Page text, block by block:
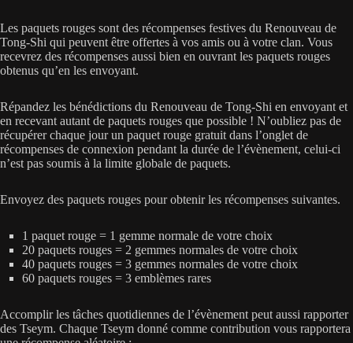
Les paquets rouges sont des récompenses festives du Renouveau de
Tong-Shi qui peuvent être offertes à vos amis ou à votre clan. Vous
recevrez des récompenses aussi bien en ouvrant les paquets rouges
obtenus qu’en les envoyant.
Répandez les bénédictions du Renouveau de Tong-Shi en envoyant et
en recevant autant de paquets rouges que possible ! N’oubliez pas de
récupérer chaque jour un paquet rouge gratuit dans l’onglet de
récompenses de connexion pendant la durée de l’évènement, celui-ci
n’est pas soumis à la limite globale de paquets.
Envoyez des paquets rouges pour obtenir les récompenses suivantes.
1 paquet rouge = 1 gemme normale de votre choix
20 paquets rouges = 2 gemmes normales de votre choix
40 paquets rouges = 3 gemmes normales de votre choix
60 paquets rouges = 3 emblèmes rares
Accomplir les tâches quotidiennes de l’évènement peut aussi rapporter
des Tseym. Chaque Tseym donné comme contribution vous rapportera